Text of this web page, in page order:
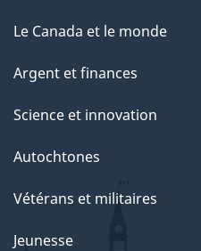
Le Canada et le monde
Argent et finances
Science et innovation
Autochtones
Vétérans et militaires
Jeunesse